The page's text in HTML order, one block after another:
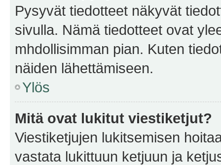
Pysyvät tiedotteet näkyvät
sivulla. Nämä tiedotteet ovat
mhdollisimman pian. Kuten
näiden lähettämiseen.
Ylös
Mitä ovat lukitut viestiketjut?
Viestiketjujen lukitsemisen
vastata lukittuun ketjuun ja